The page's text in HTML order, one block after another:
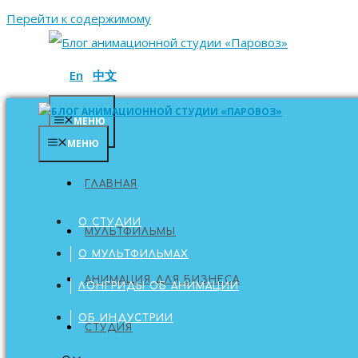
Перейти к содержимому
En 中文
МЕНЮ
ГЛАВНАЯ
МУЛЬТФИЛЬМЫ
АНИМАЦИЯ ДЛЯ БИЗНЕСА
СТУДИЯ
МЕНЮ
ГЛАВНАЯ
О СТУДИИ
О МУЛЬТФИЛЬМАХ
ЛОНГРИДЫ ОБ АНИМАЦИИ
ОБ ИНДУСТРИИ